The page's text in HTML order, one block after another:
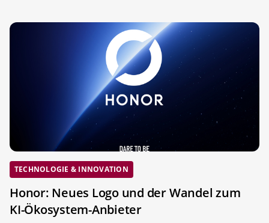
TECHNOLOGIE & INNOVATION
Honor: Neues Logo und der Wandel zum
KI-Ökosystem-Anbieter